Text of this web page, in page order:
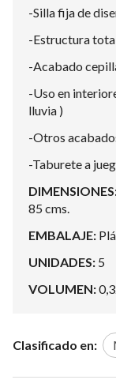
-Silla fija de
-Estructura
-Acabado
-Uso en
lluvia )
-Otros
-Taburete a
85 cms.
EMBALAJE:
UNIDADES: 5
VOLUMEN:
Clasificado en: